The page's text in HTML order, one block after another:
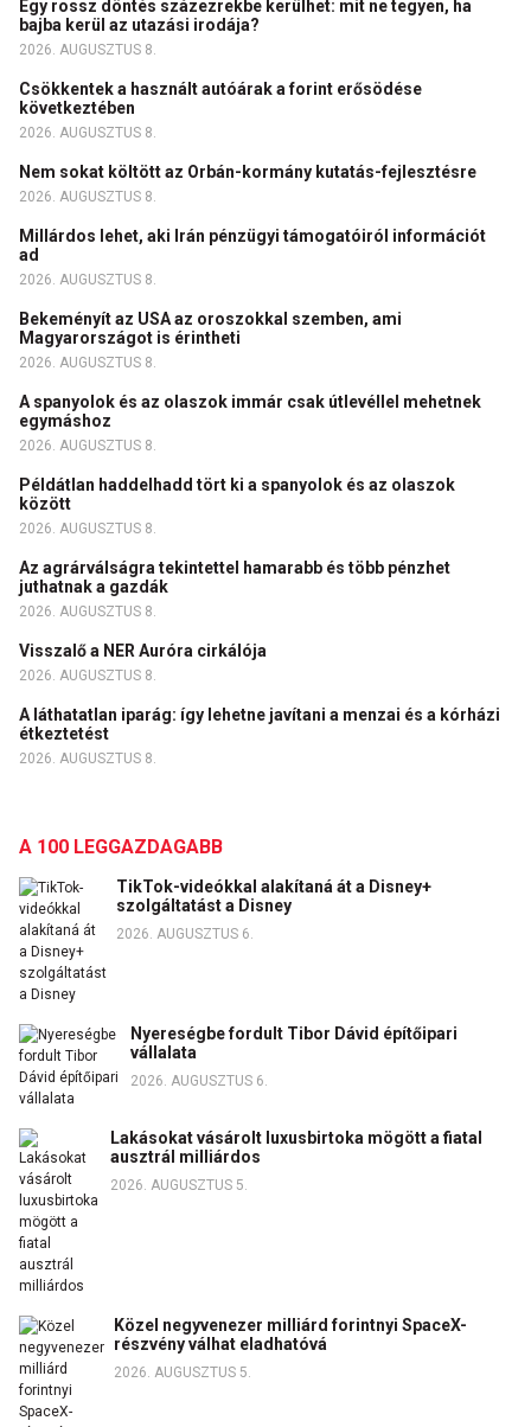
Egy rossz döntés százezrekbe kerülhet: mit ne tegyen, ha
bajba kerül az utazási irodája?
2026. AUGUSZTUS 8.
Csökkentek a használt autóárak a forint erősödése
következtében
2026. AUGUSZTUS 8.
Nem sokat költött az Orbán-kormány kutatás-fejlesztésre
2026. AUGUSZTUS 8.
Millárdos lehet, aki Irán pénzügyi támogatóiról információt
ad
2026. AUGUSZTUS 8.
Bekeményít az USA az oroszokkal szemben, ami
Magyarországot is érintheti
2026. AUGUSZTUS 8.
A spanyolok és az olaszok immár csak útlevéllel mehetnek
egymáshoz
2026. AUGUSZTUS 8.
Példátlan haddelhadd tört ki a spanyolok és az olaszok
között
2026. AUGUSZTUS 8.
Az agrárválságra tekintettel hamarabb és több pénzhet
juthatnak a gazdák
2026. AUGUSZTUS 8.
Visszalő a NER Auróra cirkálója
2026. AUGUSZTUS 8.
A láthatatlan iparág: így lehetne javítani a menzai és a kórházi
étkeztetést
2026. AUGUSZTUS 8.
A 100 LEGGAZDAGABB
TikTok-videókkal alakítaná át a Disney+
szolgáltatást a Disney
2026. AUGUSZTUS 6.
Nyereségbe fordult Tibor Dávid építőipari
vállalata
2026. AUGUSZTUS 6.
Lakásokat vásárolt luxusbirtoka mögött a fiatal
ausztrál milliárdos
2026. AUGUSZTUS 5.
Közel negyvenezer milliárd forintnyi SpaceX-
részvény válhat eladhatóvá
2026. AUGUSZTUS 5.